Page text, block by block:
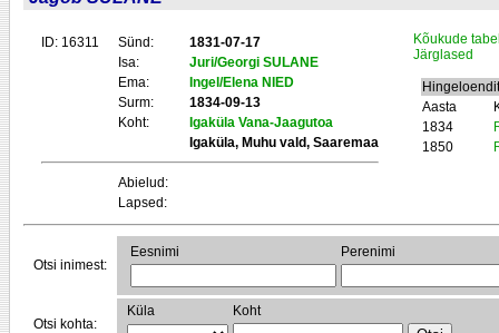
ID: 16311 Sünd:
1831-07-17
Isa:
Juri/Georgi SULANE
Ema:
Ingel/Elena NIED
Surm:
1834-09-13
Koht:
Igaküla Vana-Jaagutoa
Igaküla, Muhu vald, Saaremaa
Abielud:
Lapsed:
Kõukude
Järglased
Aasta
1834
1850
Otsi inimest:
Eesnimi Perenimi
Otsi kohta:
Küla Koht